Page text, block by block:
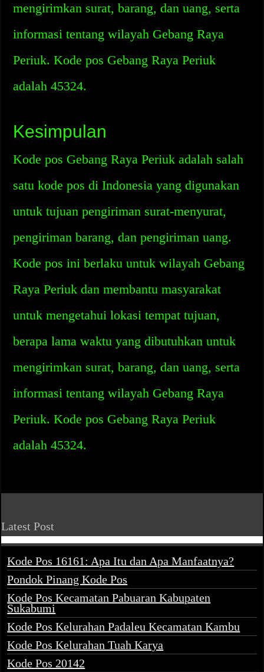
mengirimkan surat, barang, dan uang, serta
informasi tentang wilayah Gebang Raya
Periuk. Kode pos Gebang Raya Periuk
adalah 45324.
Kesimpulan
Kode pos Gebang Raya Periuk adalah salah
satu kode pos di Indonesia yang digunakan
untuk tujuan pengiriman surat-menyurat,
pengiriman barang, dan pengiriman uang.
Kode pos ini berlaku untuk wilayah Gebang
Raya Periuk dan membantu masyarakat
untuk mengetahui lokasi tempat tujuan,
berapa lama waktu yang dibutuhkan untuk
mengirimkan surat, barang, dan uang, serta
informasi tentang wilayah Gebang Raya
Periuk. Kode pos Gebang Raya Periuk
adalah 45324.
Latest Post
Kode Pos 16161: Apa Itu dan Apa Manfaatnya?
Pondok Pinang Kode Pos
Kode Pos Kecamatan Pabuaran Kabupaten
Sukabumi
Kode Pos Kelurahan Padaleu Kecamatan Kambu
Kode Pos Kelurahan Tuah Karya
Kode Pos 20142